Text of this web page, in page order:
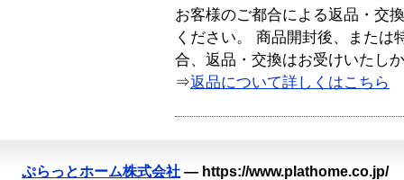
お客様のご都合による返品・交
ください。 商品開封後、または
合、返品・交換はお受けいたし
⇒返品について詳しくはこちら
ぷらっとホーム株式会社 — https://www.plathome.co.jp/